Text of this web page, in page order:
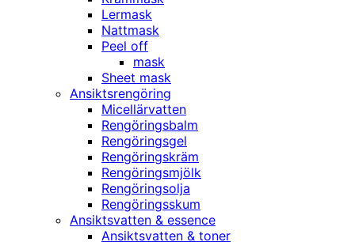
Lermask
Nattmask
Peel off
mask
Sheet mask
Ansiktsrengöring
Micellärvatten
Rengöringsbalm
Rengöringsgel
Rengöringskräm
Rengöringsmjölk
Rengöringsolja
Rengöringsskum
Ansiktsvatten & essence
Ansiktsvatten & toner